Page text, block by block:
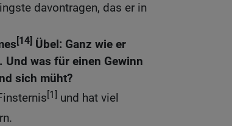
davontragen, das er in
[14] Übel: Ganz wie er
Und was für einen Gewinn
sich müht?
[1] und hat viel